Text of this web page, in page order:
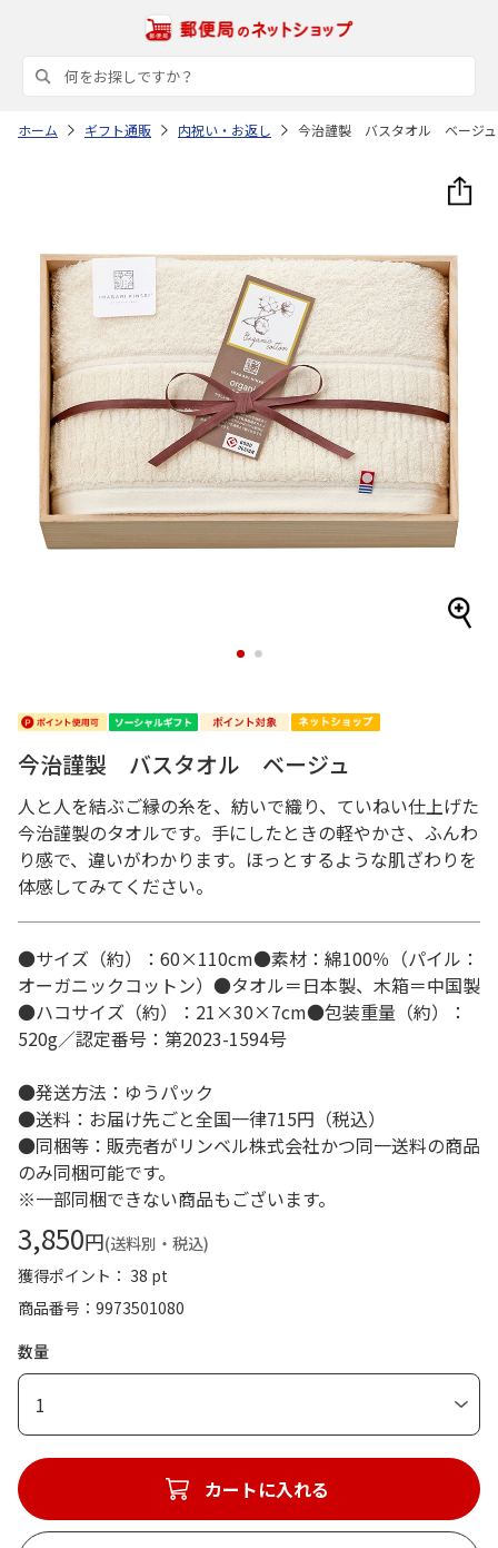
ホーム ギフト通販 内祝い・お返し 今治謹製 バスタオル ベージュ
1 2
今治謹製 バスタオル ベージュ
人と人を結ぶご縁の糸を、紡いで織り、ていねい仕上げた
今治謹製のタオルです。手にしたときの軽やかさ、ふんわ
り感で、違いがわかります。ほっとするような肌ざわりを
体感してみてください。
●サイズ（約）：60×110cm●素材：綿100％（パイル：
オーガニックコットン）●タオル＝日本製、木箱＝中国製
●ハコサイズ（約）：21×30×7cm●包装重量（約）：
520g／認定番号：第2023-1594号
●発送方法：ゆうパック
●送料：お届け先ごと全国一律715円（税込）
●同梱等：販売者がリンベル株式会社かつ同一送料の商品
のみ同梱可能です。
※一部同梱できない商品もございます。
3,850円(送料別・税込)
獲得ポイント： 38 pt
商品番号
9973501080
数量
1
カートに入れる